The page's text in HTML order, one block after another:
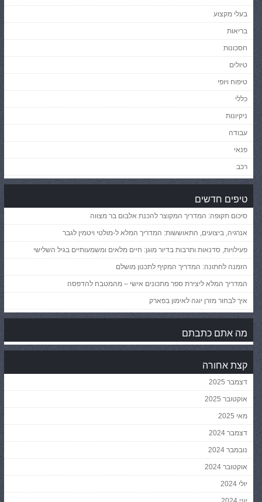
בעלי מקצוע
בריאות
חסכונות
טיולים
טיפוח ויופי
כללי
ניקיונות
עבודה
פנאי
רכב
טיפים חדשים
סיכום תקופה: המדריך המקוצר להכנת אלבום בר מצווה
אנרגיה, ביצועים, התאוששות: המדריך המלא ל-מולטי ויטמין לגבר
פעילויות, סדנאות ותרבות בדיור מוגן: חיים מלאים ומשמעותיים בגיל השלישי
הזמנה לחתונה: המדריך המקיף לתכנון מושלם
המדריך המלא ליצירת ספר מתכונים אישי – מהמטבח להדפסה
איך לבחור מזרן יוגה לאימון בפארק
מה אתם כתבתם
קצת אחורה
דצמבר 2025
אוקטובר 2025
מאי 2025
דצמבר 2024
נובמבר 2024
אוקטובר 2024
יולי 2024